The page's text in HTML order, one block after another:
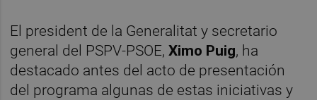
El president de la Generalitat y secretario
general del PSPV-PSOE,Ximo Puig, ha
destacado antes del acto de presentación
del programa algunas de estas iniciativas y